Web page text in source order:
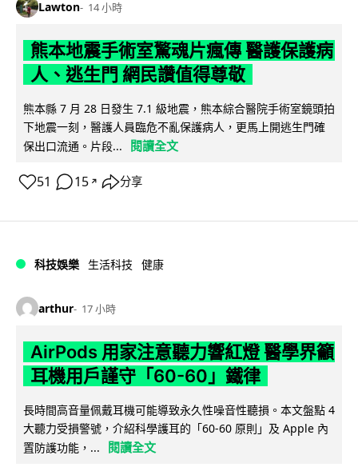
Lawton 14 小時
熊本地震手術室驚魂片瘋傳 醫護保護病
人、逃生門 網民讚值得尊敬
熊本縣 7 月 28 日發生 7.1 級地震，熊本綜合醫院手術室鏡頭拍
下地震一刻，醫護人員臨危不亂保護病人，更馬上開逃生門確
保出口流通。片段...
閱讀全文
51 15 ↗ 分享
科技娛樂 生活科技 健康
arthur 17 小時
AirPods 用家注意聽力響紅燈 醫學界籲
耳機用戶謹守「60-60」鐵律
長時間高音量佩戴耳機可能導致永久性噪音性聽損。本文盤點 4
大聽力受損警號，介紹科學護耳的「60-60 原則」及 Apple 內
置防護功能，...
閱讀全文